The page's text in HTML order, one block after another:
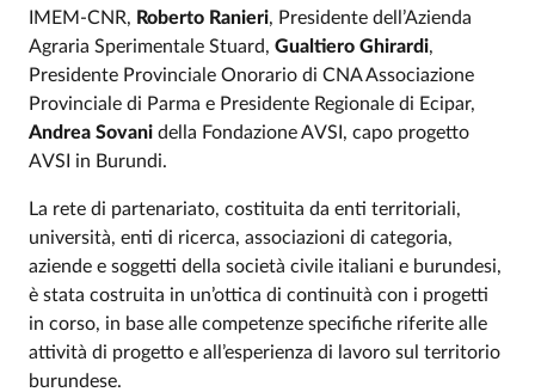
IMEM-CNR, Roberto Ranieri, Presidente dell’Azienda
Agraria Sperimentale Stuard, Gualtiero Ghirardi,
Presidente Provinciale Onorario di CNA Associazione
Provinciale di Parma e Presidente Regionale di Ecipar,
Andrea Sovani della Fondazione AVSI, capo progetto
AVSI in Burundi.
La rete di partenariato, costituita da enti territoriali,
università, enti di ricerca, associazioni di categoria,
aziende e soggetti della società civile italiani e burundesi,
è stata costruita in un’ottica di continuità con i progetti
in corso, in base alle competenze specifiche riferite alle
attività di progetto e all’esperienza di lavoro sul territorio
burundese.